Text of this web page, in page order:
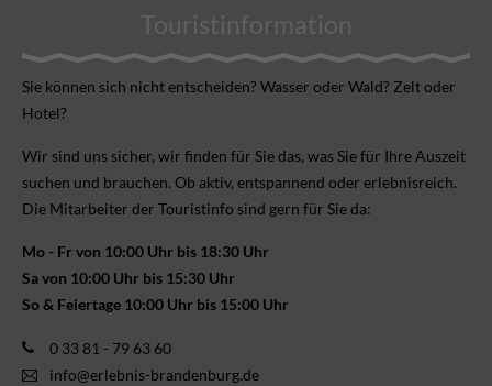
Touristinformation
Sie können sich nicht ent­scheiden? Wasser oder Wald? Zelt oder
Hotel?
Wir sind uns sicher, wir finden für Sie das, was Sie für Ihre Aus­zeit
suchen und brauchen. Ob aktiv, ent­spannend oder erlebnis­reich.
Die Mitarbeiter der Touristinfo sind gern für Sie da:
Mo - Fr von 10:00 Uhr bis 18:30 Uhr
Sa von 10:00 Uhr bis 15:30 Uhr
So & Feiertage 10:00 Uhr bis 15:00 Uhr
0 33 81 - 79 63 60
info@erlebnis-brandenburg.de